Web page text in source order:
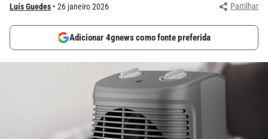
Luís Guedes 26 janeiro 2026 Partilhar
Adicionar 4gnews como fonte preferida